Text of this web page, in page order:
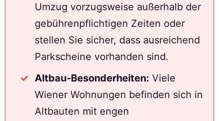
Umzug vorzugsweise außerhalb der
gebührenpflichtigen Zeiten oder
stellen Sie sicher, dass ausreichend
Parkscheine vorhanden sind.
Altbau-Besonderheiten: Viele
Wiener Wohnungen befinden sich in
Altbauten mit engen